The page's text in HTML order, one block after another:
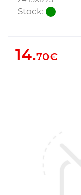
Stock:
14.70€